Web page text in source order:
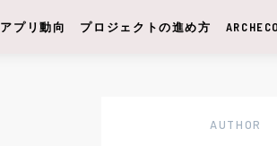
アプリ動向 プロジェクトの進め方
AUTHOR